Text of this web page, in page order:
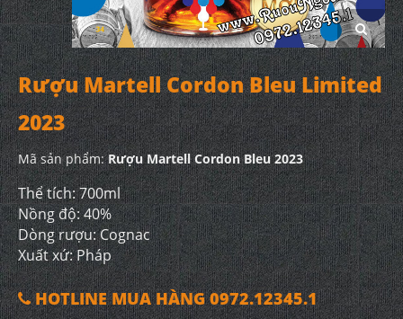
Rượu Martell Cordon Bleu Limited
2023
Mã sản phẩm:Rượu Martell Cordon Bleu 2023
Thể tích: 700ml
Nồng độ: 40%
Dòng rượu: Cognac
Xuất xứ: Pháp
HOTLINE MUA HÀNG 0972.12345.1